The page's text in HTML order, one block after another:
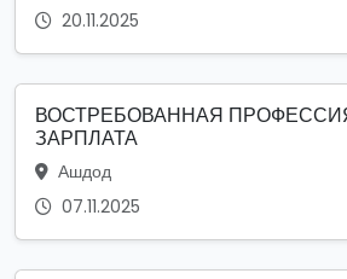
20.11.2025
ВОСТРЕБОВАННАЯ
ЗАРПЛАТА
Ашдод
07.11.2025